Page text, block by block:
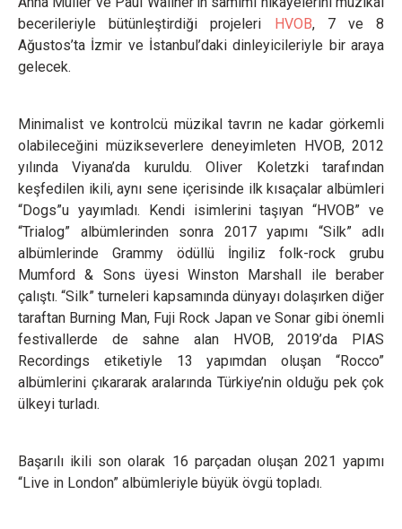
becerileriyle bütünleştirdiği projeleri
HVOB, 7 ve 8
Ağustos’ta İzmir ve İstanbul’daki dinleyicileriyle bir araya
gelecek.
Minimalist ve kontrolcü müzikal tavrın ne kadar görkemli
olabileceğini müzikseverlere deneyimleten HVOB, 2012
yılında Viyana’da kuruldu. Oliver Koletzki tarafından
keşfedilen ikili, aynı sene içerisinde ilk kısaçalar albümleri
“Dogs”u yayımladı. Kendi isimlerini taşıyan “HVOB” ve
“Trialog” albümlerinden sonra 2017 yapımı “Silk” adlı
albümlerinde Grammy ödüllü İngiliz folk-rock grubu
Mumford & Sons üyesi Winston Marshall ile beraber
çalıştı. “Silk” turneleri kapsamında dünyayı dolaşırken diğer
taraftan Burning Man, Fuji Rock Japan ve Sonar gibi önemli
festivallerde de sahne alan HVOB, 2019’da PIAS
Recordings etiketiyle 13 yapımdan oluşan “Rocco”
albümlerini çıkararak aralarında Türkiye’nin olduğu pek çok
ülkeyi turladı.
Başarılı ikili son olarak 16 parçadan oluşan 2021 yapımı
“Live in London” albümleriyle büyük övgü topladı.